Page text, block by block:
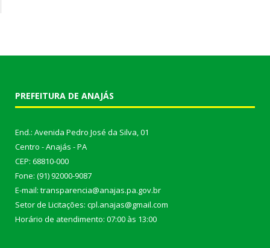
PREFEITURA DE ANAJÁS
End.: Avenida Pedro José da Silva, 01
Centro - Anajás - PA
CEP: 68810-000
Fone: (91) 92000-9087
E-mail: transparencia@anajas.pa.gov.br
Setor de Licitações: cpl.anajas@gmail.com
Horário de atendimento: 07:00 às 13:00